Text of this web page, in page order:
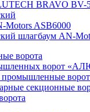
BRAVO BV-
Motors ASB6000
шлагбаум AN-
ворота
ворот
секционные